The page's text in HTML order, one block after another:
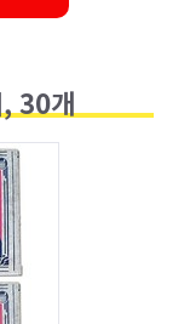
30개